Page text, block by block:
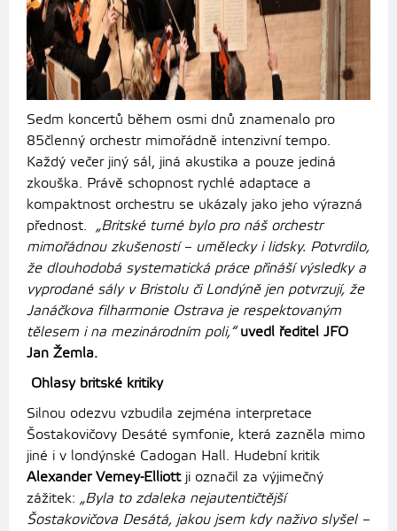
Sedm koncertů během osmi dnů znamenalo pro
85členný orchestr mimořádně intenzivní tempo.
Každý večer jiný sál, jiná akustika a pouze jediná
zkouška. Právě schopnost rychlé adaptace a
kompaktnost orchestru se ukázaly jako jeho výrazná
přednost. „Britské turné bylo pro náš orchestr
mimořádnou zkušeností – umělecky i lidsky. Potvrdilo,
že dlouhodobá systematická práce přináší výsledky a
vyprodané sály v Bristolu či Londýně jen potvrzují, že
Janáčkova filharmonie Ostrava je respektovaným
tělesem i na mezinárodním poli,“ uvedl ředitel JFO
Jan Žemla.
Ohlasy britské kritiky
Silnou odezvu vzbudila zejména interpretace
Šostakovičovy Desáté symfonie, která zazněla mimo
jiné i v londýnské Cadogan Hall. Hudební kritik
Alexander Verney-Elliottji označil za výjimečný
zážitek: „Byla to zdaleka nejautentičtější
Šostakovičova Desátá, jakou jsem kdy naživo slyšel –